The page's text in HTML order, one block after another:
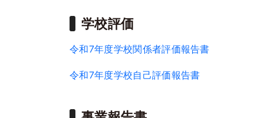
学校評価
令和7年度学校関係者評価報告書
令和7年度学校自己評価報告書